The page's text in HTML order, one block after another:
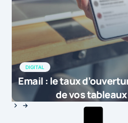
DIGITAL
Email : le taux
de vos